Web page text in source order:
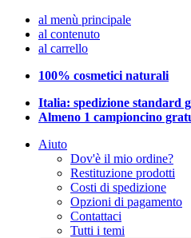
al menù principale
al contenuto
al carrello
100% cosmetici naturali
Italia: spedizione standard
Almeno 1 campioncino
Aiuto
Dov'è il mio ordine?
Restituzione prodotti
Costi di spedizione
Opzioni di pagamento
Contattaci
Tutti i temi